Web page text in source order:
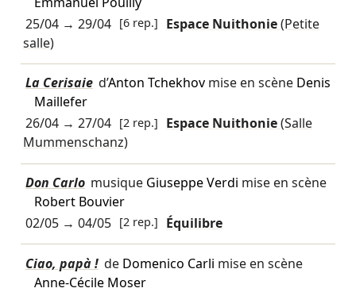
25/04→ 29/04 [6 rep.] Espace Nuithonie(Petite
salle)
La Cerisaie d’Anton Tchekhovmise en scène Denis
Maillefer
26/04→ 27/04 [2 rep.] Espace Nuithonie(Salle
Mummenschanz)
Don Carlo musique Giuseppe Verdi mise en scène
Robert Bouvier
02/05→ 04/05 [2 rep.] Équilibre
Ciao, papà ! de Domenico Carli mise en scène
Anne-Cécile Moser